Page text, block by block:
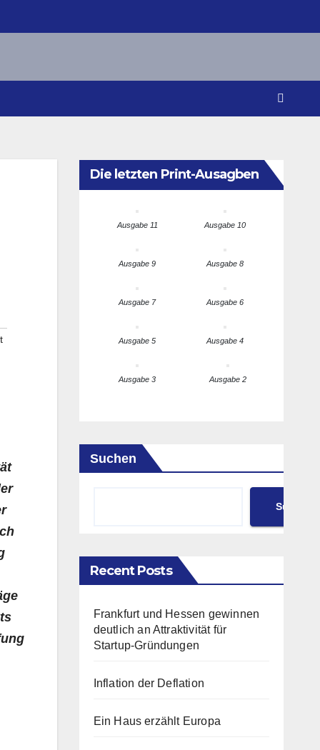
Die letzten Print-Ausagben
Ausgabe 11 Ausgabe 10
Ausgabe 9 Ausgabe 8
Ausgabe 7 Ausgabe 6
Ausgabe 5 Ausgabe 4
Ausgabe 3 Ausgabe 2
Suchen
Suchen
Recent Posts
Frankfurt und Hessen gewinnen
deutlich an Attraktivität für
Startup-Gründungen
Inflation der Deflation
Ein Haus erzählt Europa